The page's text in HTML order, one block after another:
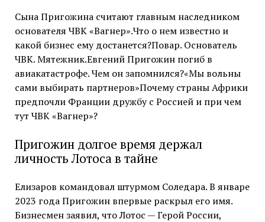
Сына Пригожина считают главным наследником
основателя ЧВК «Вагнер».Что о нем известно и
какой бизнес ему достанется?Повар. Основатель
ЧВК. Мятежник.Евгений Пригожин погиб в
авиакатастрофе. Чем он запомнился?«Мы вольны
сами выбирать партнеров»Почему страны Африки
предпочли Франции дружбу с Россией и при чем
тут ЧВК «Вагнер»?
Пригожин долгое время держал
личность Лотоса в тайне
Елизаров командовал штурмом Соледара. В январе
2023 года Пригожин впервые раскрыл его имя.
Бизнесмен заявил, что Лотос — Герой России,